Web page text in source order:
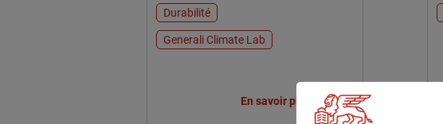
DURABLE 2020,
GENERALI FRANCE
PRÉSENTE 5 AXES
UNE ASSURANCE PLUS
RESPONSABLE
Durabilité
Generali Climate Lab
En savoir plus